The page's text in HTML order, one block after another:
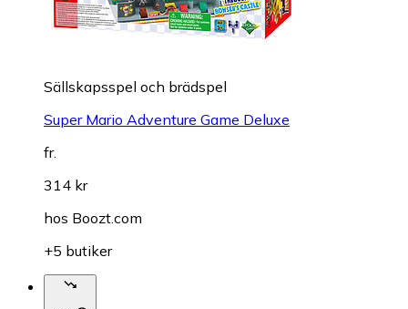
Sällskapsspel och brädspel
Super Mario Adventure Game Deluxe
fr.
314 kr
hos Boozt.com
+5 butiker